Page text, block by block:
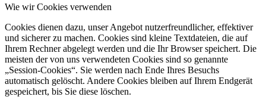
Wie wir Cookies verwenden
Cookies dienen dazu, unser Angebot nutzerfreundlicher, effektiver
und sicherer zu machen. Cookies sind kleine Textdateien, die auf
Ihrem Rechner abgelegt werden und die Ihr Browser speichert. Die
meisten der von uns verwendeten Cookies sind so genannte
„Session-Cookies“. Sie werden nach Ende Ihres Besuchs
automatisch gelöscht. Andere Cookies bleiben auf Ihrem Endgerät
gespeichert, bis Sie diese löschen.